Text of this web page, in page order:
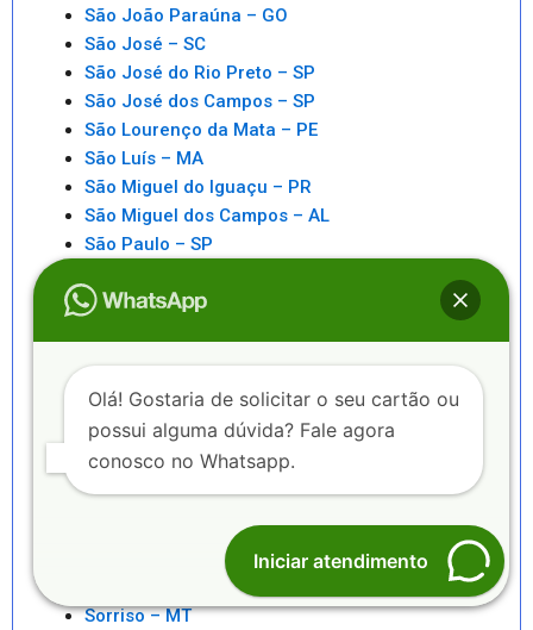
São João Paraúna – GO
São José – SC
São José do Rio Preto – SP
São José dos Campos – SP
São Lourenço da Mata – PE
São Luís – MA
São Miguel do Iguaçu – PR
São Miguel dos Campos – AL
São Paulo – SP
São Sebastiao – SP
Senhor do Bonfim – BA
Serra – ES
Serrinha – BA
Sete Lagoas – MG
Sorriso – MT
Olá! Gostaria de solicitar o seu cartão ou
possui alguma dúvida? Fale agora
conosco no Whatsapp.
Iniciar atendimento